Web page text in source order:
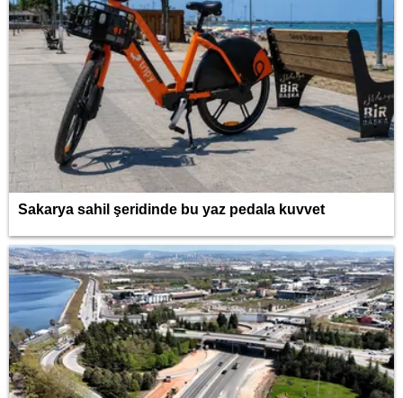
Sakarya sahil şeridinde bu yaz pedala kuvvet